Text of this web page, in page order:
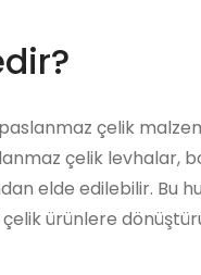
paslanmaz çelik
çelik levhalar,
elde edilebilir. Bu
ürünlere